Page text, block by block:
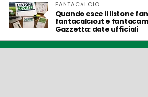
FANTACALCIO
Quando esce il listone
fantacalcio.it e
Gazzetta: date ufficiali